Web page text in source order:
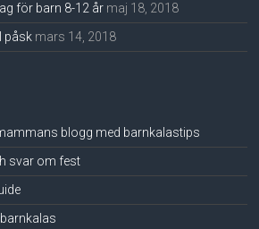
för barn 8-12 år maj 18, 2018
påsk mars 14, 2018
blogg med barnkalastips
svar om fest